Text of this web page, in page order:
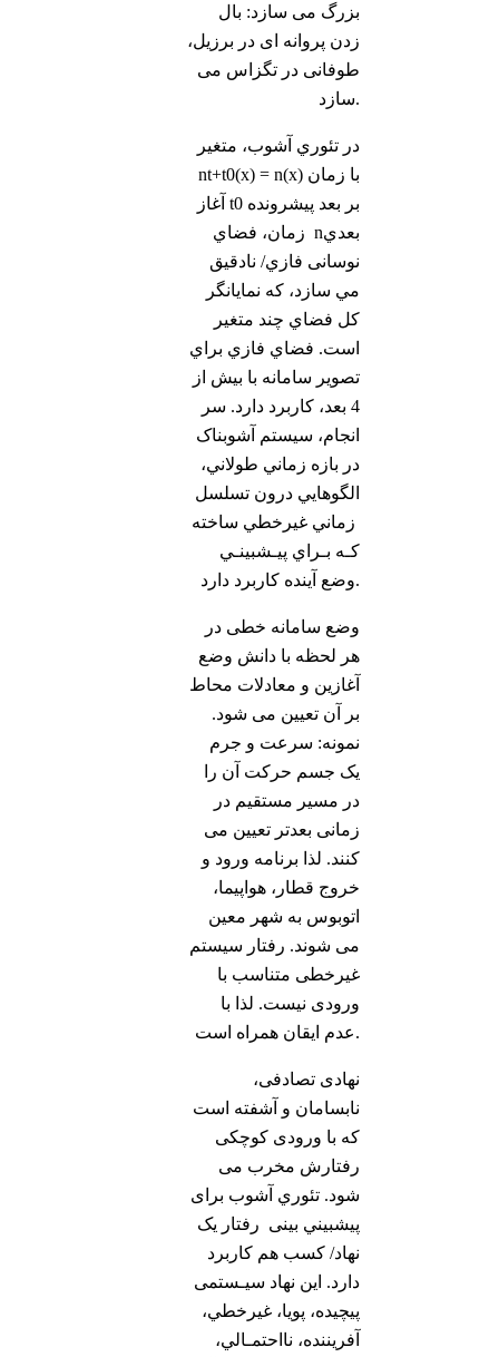
بزرگ می سازد: بال
زدن پروانه ای در برزیل،
طوفانی در تگزاس می
سازد.
در تئوري آشوب، متغير
nt+t0(x) = n(x) با زمان
آغاز t0 بر بعد پيشرونده
زمان، فضاي nبعدي
نوسانی فازي/ نادقیق
مي سازد، كه نمايانگر
كل فضاي چند متغير
است. فضاي فازي براي
تصوير سامانه با بيش از
4 بعد، کاربرد دارد. سر
انجام، سيستم آشوبناک
در بازه زماني طولاني،
الگوهايي درون تسلسل
زماني غيرخطي ساخته
كـه بـراي پيـشبينـي
وضع آينده کاربرد دارد.
وضع سامانه خطی در
هر لحظه با دانش وضع
آغازین و معادلات محاط
بر آن تعیین می شود.
نمونه: سرعت و جرم
یک جسم حرکت آن را
در مسیر مستقیم در
زمانی بعدتر تعیین می
کنند. لذا برنامه ورود و
خروج قطار، هواپیما،
اتوبوس به شهر معین
می شوند. رفتار سیستم
غیرخطی متناسب با
ورودی نیست. لذا با
عدم ایقان همراه است.
نهادی تصادفی،
نابسامان و آشفته است
که با ورودی کوچکی
رفتارش مخرب می
شود. تئوري آشوب برای
پيشبيني بینی رفتار یک
نهاد/ كسب هم کاربرد
دارد. این نهاد سيـستمی
پيچيده، پويا، غيرخطي،
آفريننده، نااحتمـالي،